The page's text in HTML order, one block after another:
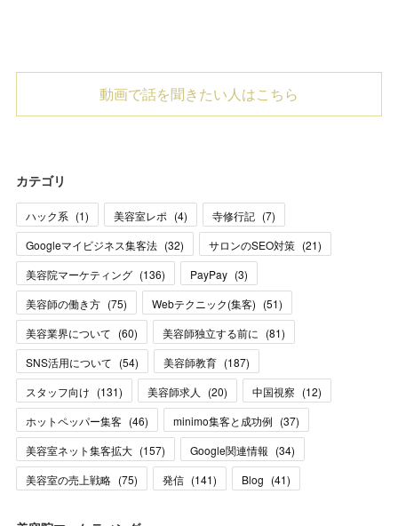
動画で話を聞きたい人はこちら
カテゴリ
ハック系 (1) 美容室レポ (4) 寺修行記 (7)
Googleマイビジネス集客法 (32) サロンのSEO対策 (21)
美容院マーケティング (136) PayPay (3)
美容師の働き方 (75) Webテクニック(集客) (51)
美容業界について (60) 美容師独立する前に (81)
SNS活用について (54) 美容師教育 (187)
スタッフ向け (131) 美容師求人 (20) 中国視察 (12)
ホットペッパー集客 (46) minimo集客と成功例 (37)
美容室ネット集客拡大 (157) Google関連情報 (34)
美容室の売上戦略 (75) 発信 (141) Blog (41)